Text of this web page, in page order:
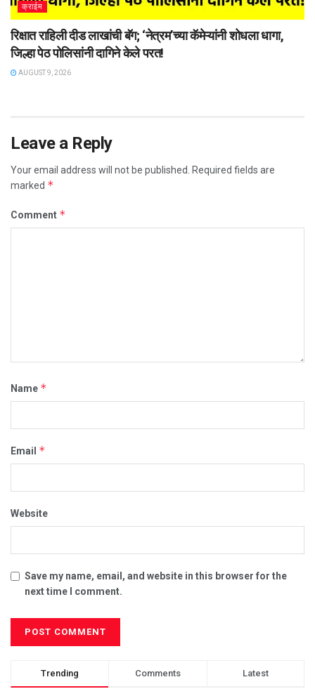
क्राईम
रिक्षात राहिली दीड लाखांची बॅग; ‘नेत्रम’च्या कॅमेऱ्यांनी शोधला धागा,
जिल्हा पेठ पोलिसांनी दागिने केले परत!
AUGUST 9, 2026
Leave a Reply
Your email address will not be published.
Required fields are
marked *
Comment *
Name *
Email *
Website
Save my name, email, and website in this browser for the
next time I comment.
Trending Comments Latest